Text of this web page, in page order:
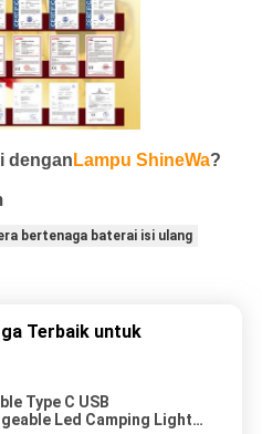
dengan Lampu ShineWa?
bertenaga baterai isi ulang
Terbaik untuk
Type C USB
Led Camping Lights